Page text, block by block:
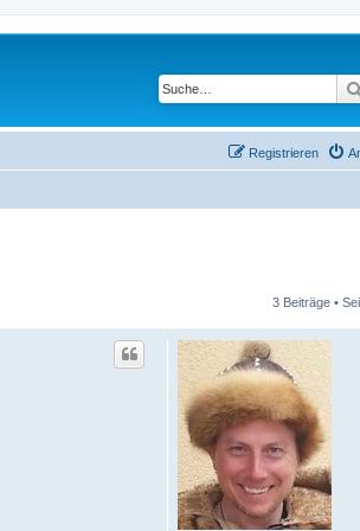
Registrieren
3 Beiträge •